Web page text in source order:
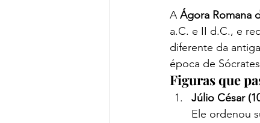
A Ágora Romana
a.C. e II d.C., e
diferente da antiga
época de
Figuras que
Júlio César
Ele ordenou